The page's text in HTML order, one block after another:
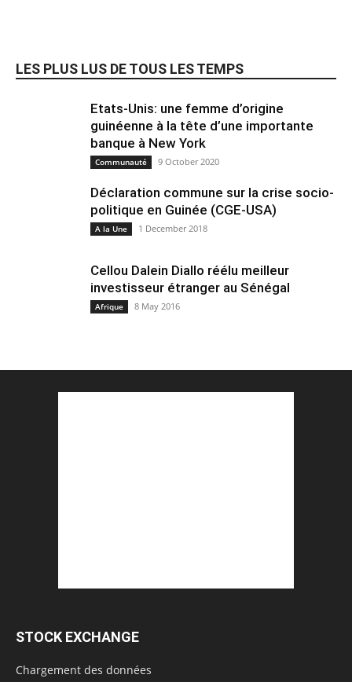
LES PLUS LUS DE TOUS LES TEMPS
Etats-Unis: une femme d’origine
guinéenne à la tête d’une importante
banque à New York
Communauté 9 October 2020
Déclaration commune sur la crise socio-
politique en Guinée (CGE-USA)
A la Une 1 December 2018
Cellou Dalein Diallo réélu meilleur
investisseur étranger au Sénégal
Afrique 8 May 2016
STOCK EXCHANGE
Chargement des données